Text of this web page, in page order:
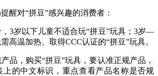
对“拼豆”感兴趣的消费者：
岁以下儿童不适合玩“拼豆”玩具；3岁—
高温加热、取得CCC认证的“拼豆”玩具。
，购买“拼豆”玩具，要认准正规产品，
上的中文标识，重点查看产品名称是否规